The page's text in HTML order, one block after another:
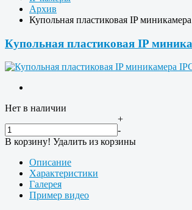
Архив
Купольная пластиковая IP
Купольная пластиковая IP
Нет в наличии
+
-
В корзину! Удалить из корзины
Описание
Характеристики
Галерея
Пример видео